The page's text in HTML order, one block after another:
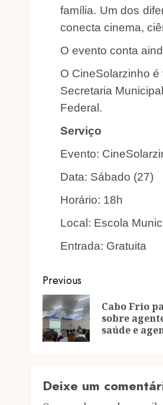
família. Um dos
conecta cinema,
O evento conta
O CineSolarzinho
Secretaria
Federal.
Serviço
Evento:
Data: Sábado (27)
Horário: 18h
Local: Escola
Entrada: Gratuita
Post
navigation
Previous
Cabo Frio
sobre
saúde e
Deixe um